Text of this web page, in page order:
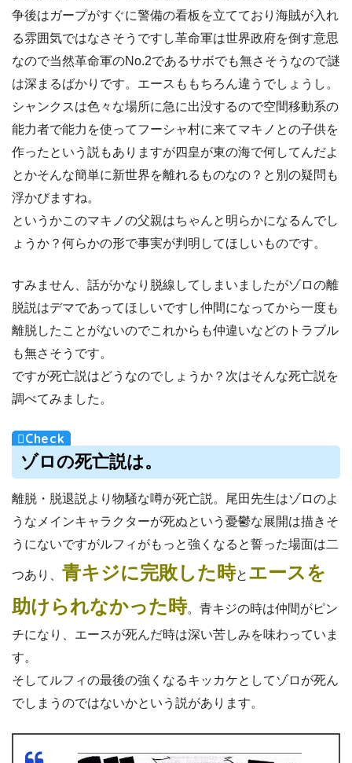
争後はガープがすぐに警備の看板を立てており海賊が入れ
る雰囲気ではなさそうですし革命軍は世界政府を倒す意思
なので当然革命軍のNo.2であるサボでも無さそうなので謎
は深まるばかりです。エースももちろん違うでしょうし。
シャンクスは色々な場所に急に出没するので空間移動系の
能力者で能力を使ってフーシャ村に来てマキノとの子供を
作ったという説もありますが四皇が東の海で何してんだよ
とかそんな簡単に新世界を離れるものなの？と別の疑問も
浮かびますね。
というかこのマキノの父親はちゃんと明らかになるんでし
ょうか？何らかの形で事実が判明してほしいものです。
すみません、話がかなり脱線してしまいましたがゾロの離
脱説はデマであってほしいですし仲間になってから一度も
離脱したことがないのでこれからも仲違いなどのトラブル
も無さそうです。
ですが死亡説はどうなのでしょうか？次はそんな死亡説を
調べてみました。
ゾロの死亡説は。
離脱・脱退説より物騒な噂が死亡説。尾田先生はゾロのよ
うなメインキャラクターが死ぬという憂鬱な展開は描きそ
うにないですがルフィがもっと強くなると誓った場面は二
つあり、 青キジに完敗した時と エースを
助けられなかった時。青キジの時は仲間がピン
チになり、エースが死んだ時は深い苦しみを味わっていま
す。
そしてルフィの最後の強くなるキッカケとしてゾロが死ん
でしまうのではないかという説があります。